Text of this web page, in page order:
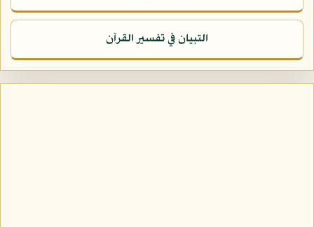
التبيان في تفسير القرآن